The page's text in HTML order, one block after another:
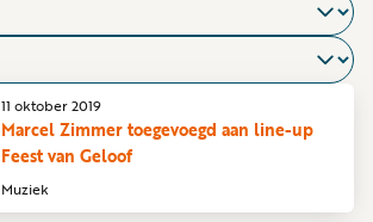
Muziek
Marcel Zimmer toegevoegd aan line-up
Feest van Geloof
11 oktober 2019